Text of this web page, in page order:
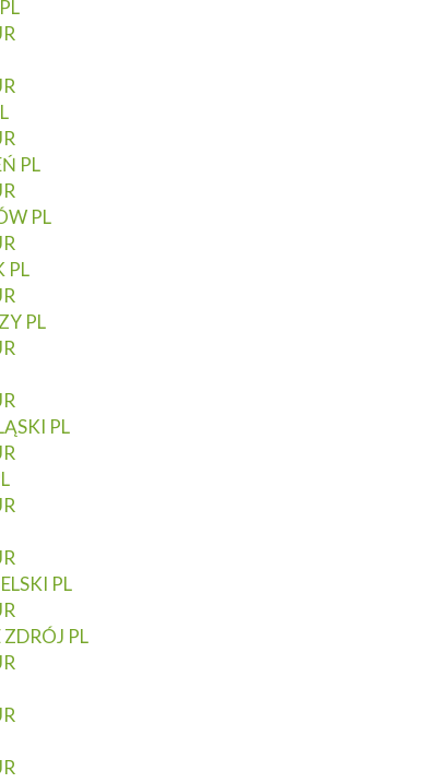
PL
PL
PL
PL
PL
PL
PL